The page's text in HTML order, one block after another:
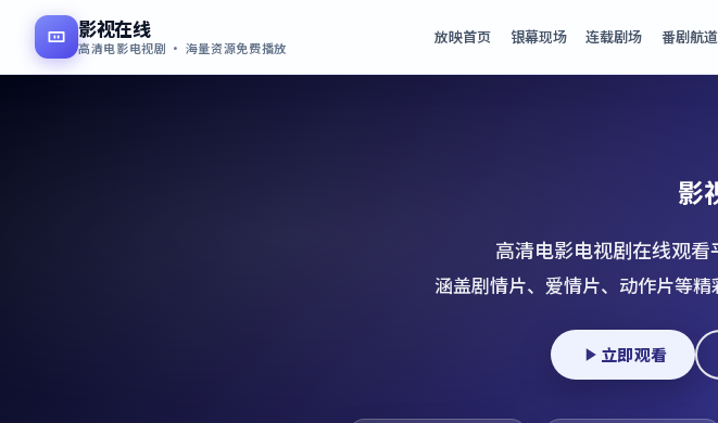
影视在线
高清电影电视剧 · 海量资源免费播放
放映首页 银幕现场 连载剧场 番剧航道
影
高清电影电视剧在线观
涵盖剧情片、爱情片、动作片等
立即观看